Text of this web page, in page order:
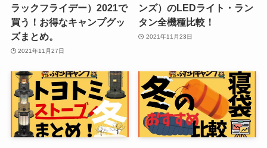
ラックフライデー）2021で
買う！お得なキャンプグッ
ズまとめ。
2021年11月27日
ンズ）のLEDライト・ラン
タン全機種比較！
2021年11月23日